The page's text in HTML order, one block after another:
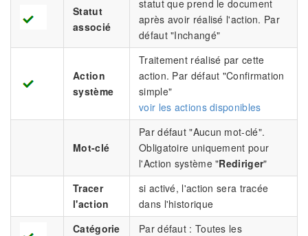
Statut
associé
statut que prend le document
après avoir réalisé l'action. Par
défaut "Inchangé"
Action
système
Traitement réalisé par cette
action. Par défaut "Confirmation
simple"
voir les actions disponibles
Mot-clé
Par défaut "Aucun mot-clé".
Obligatoire uniquement pour
l'Action système "Rediriger"
Tracer
l'action
si activé, l'action sera tracée
dans l'historique
Catégorie
Par défaut : Toutes les